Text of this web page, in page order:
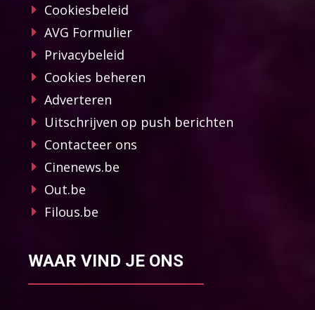
Cookiesbeleid
AVG Formulier
Privacybeleid
Cookies beheren
Adverteren
Uitschrijven op push berichten
Contacteer ons
Cinenews.be
Out.be
Filous.be
WAAR VIND JE ONS